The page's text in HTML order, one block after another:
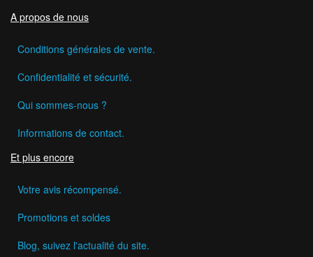
A propos de nous
Conditions générales de vente.
Confidentialité et sécurité.
Qui sommes-nous ?
Informations de contact.
Et plus encore
Votre avis récompensé.
Promotions et soldes
Blog, suivez l'actualité du site.